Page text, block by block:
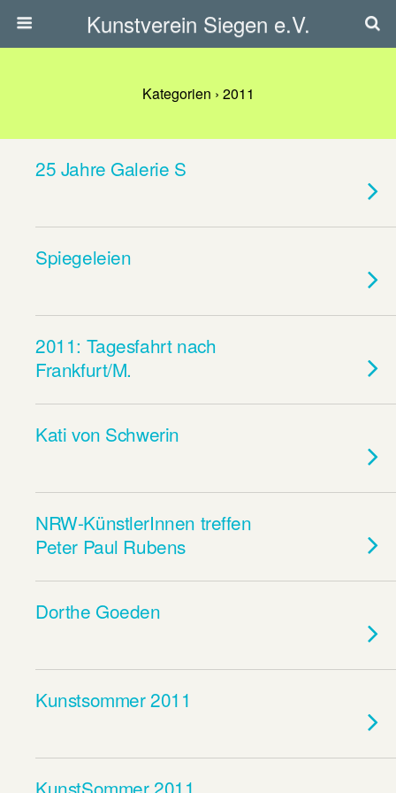
Kunstverein Siegen e.V.
Kategorien › 2011
25 Jahre Galerie S
Spiegeleien
2011: Tagesfahrt nach
Frankfurt/M.
Kati von Schwerin
NRW-KünstlerInnen treffen
Peter Paul Rubens
Dorthe Goeden
Kunstsommer 2011
KunstSommer 2011